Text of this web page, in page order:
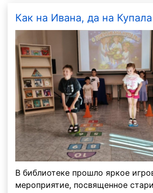
Как на Ивана, да на Купала
В библиотеке прошло яркое
мероприятие, посвященное